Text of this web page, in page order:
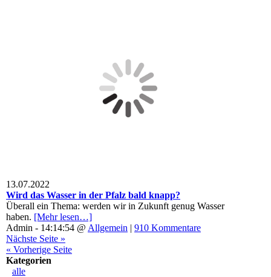
13.07.2022
Wird das Wasser in der Pfalz bald knapp?
Überall ein Thema: werden wir in Zukunft genug Wasser
haben. [Mehr lesen…]
Admin - 14:14:54 @ Allgemein | 910 Kommentare
Nächste Seite »
« Vorherige Seite
Kategorien
alle